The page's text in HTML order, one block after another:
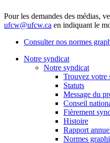
Pour les demandes des médias,
ufcw@ufcw.ca en indiquant le
Consulter nos normes
Notre syndicat
Notre syndicat
Trouvez votre
Statuts
Message du
Conseil
Fièrement
Histoire
Rapport
Normes